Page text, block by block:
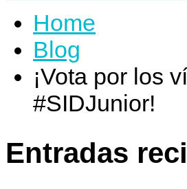
Home
Blog
¡Vota por los
#SIDJunior!
Entradas